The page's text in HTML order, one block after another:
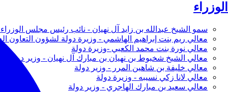
الوزراء
سمو الشيخ عبدالله بن زايد آل نهيان - نائب رئيس مجلس الوزراء
معالي ريم بنت إبراهيم الهاشمي - وزيرة دولة لشؤون التعاون
معالي نورة بنت محمد الكعبي -وزيرة دولة
معالي الشيخ شخبوط بن نهيان بن مبارك آل نهيان - وزير دولة
معالي خليفة بن شاهين المرر - وزير دولة
معالي لانا زكي نسيبه - وزيرة دولة
معالي سعيد بن مبارك الهاجري - وزير دولة